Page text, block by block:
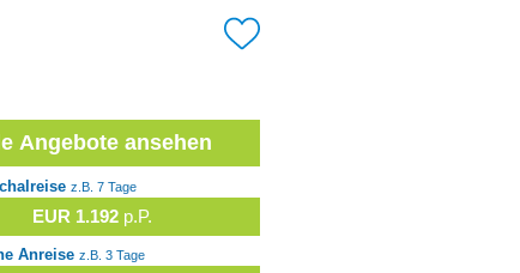
Angebote ansehen
z.B. 7 Tage
EUR 1.192 p.P.
Anreise z.B. 3 Tage